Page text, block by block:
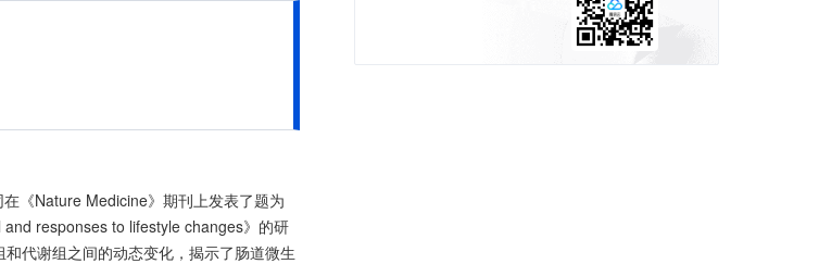
《Nature Medicine》期刊上发表了题为
responses to lifestyle changes》的研
代谢组之间的动态变化，揭示了肠道微生